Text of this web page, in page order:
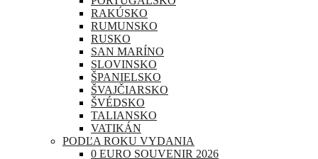
RAKÚSKO
RUMUNSKO
RUSKO
SAN MARÍNO
SLOVINSKO
ŠPANIELSKO
ŠVAJČIARSKO
ŠVÉDSKO
TALIANSKO
VATIKÁN
PODĽA ROKU VYDANIA
0 EURO SOUVENIR 2026